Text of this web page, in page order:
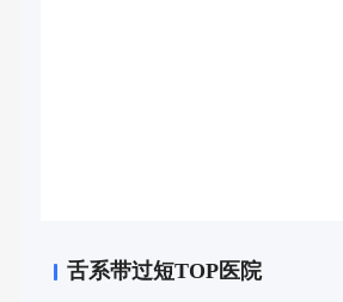
舌系带过短TOP医院